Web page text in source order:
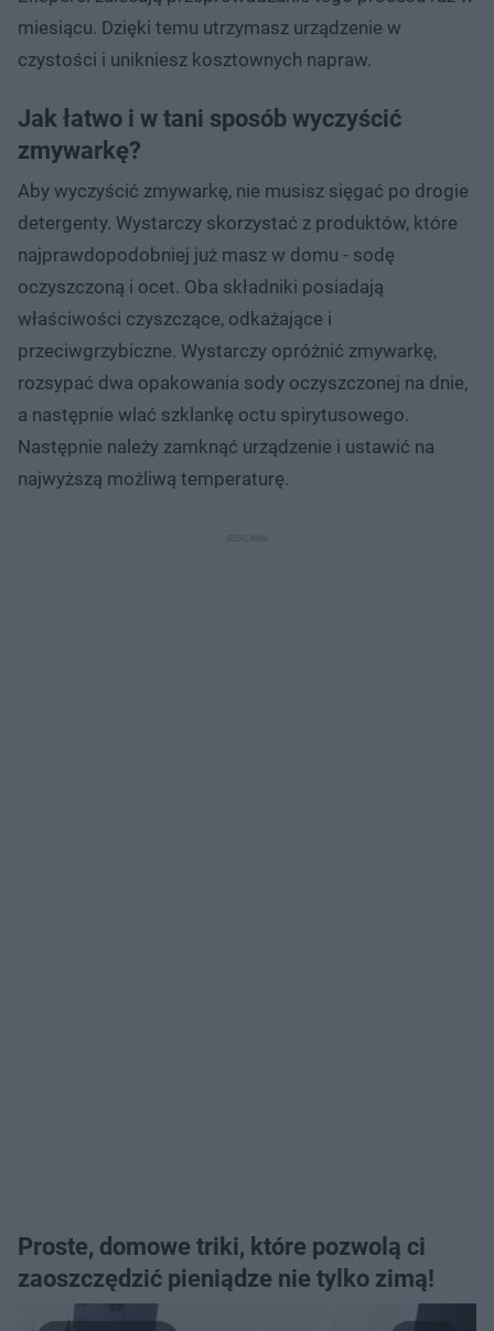
miesiącu. Dzięki temu utrzymasz urządzenie w
czystości i unikniesz kosztownych napraw.
Jak łatwo i w tani sposób wyczyścić
zmywarkę?
Aby wyczyścić zmywarkę, nie musisz sięgać po drogie
detergenty. Wystarczy skorzystać z produktów, które
najprawdopodobniej już masz w domu - sodę
oczyszczoną i ocet. Oba składniki posiadają
właściwości czyszczące, odkażające i
przeciwgrzybiczne. Wystarczy opróżnić zmywarkę,
rozsypać dwa opakowania sody oczyszczonej na dnie,
a następnie wlać szklankę octu spirytusowego.
Następnie należy zamknąć urządzenie i ustawić na
najwyższą możliwą temperaturę.
Proste, domowe triki, które pozwolą ci
zaoszczędzić pieniądze nie tylko zimą!